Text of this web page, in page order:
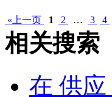
«上一页 1 2 … 3 4
相关搜索
在 供应